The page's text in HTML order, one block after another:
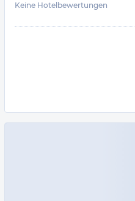
Keine Hotelbewertungen